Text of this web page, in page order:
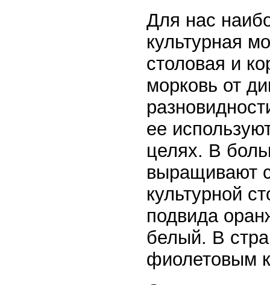
Для нас
культурная
столовая и
морковь от
ее
целях. В
выращивают
культурной
подвида
белый. В
фиолетовым